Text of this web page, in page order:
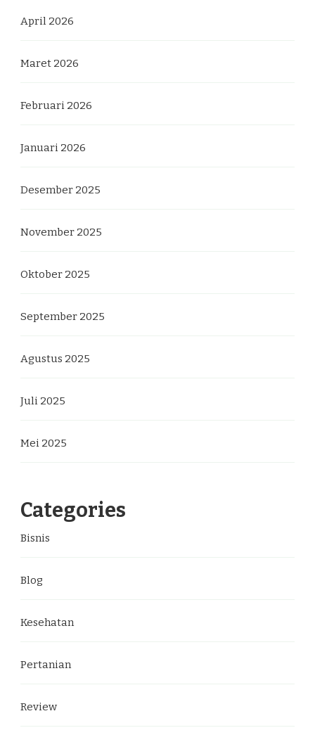
April 2026
Maret 2026
Februari 2026
Januari 2026
Desember 2025
November 2025
Oktober 2025
September 2025
Agustus 2025
Juli 2025
Mei 2025
Categories
Bisnis
Blog
Kesehatan
Pertanian
Review